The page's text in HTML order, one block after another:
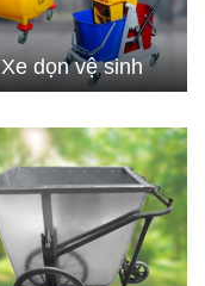
Xe dọn vệ sinh